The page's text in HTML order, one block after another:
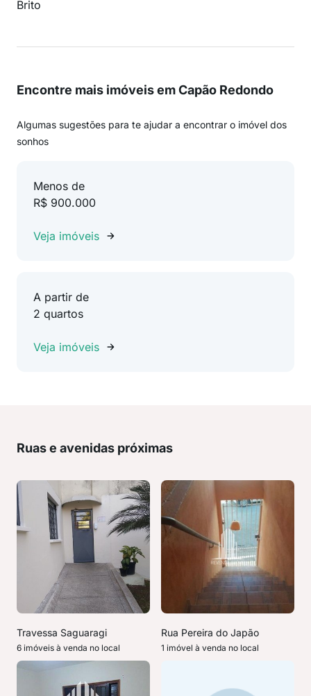
Brito
Encontre mais imóveis em Capão Redondo
Algumas sugestões para te ajudar a encontrar o imóvel dos
sonhos
Menos de
R$ 900.000
Veja imóveis
A partir de
2 quartos
Veja imóveis
Ruas e avenidas próximas
Travessa Saguaragi
6 imóveis à venda no local
Rua Pereira do Japão
1 imóvel à venda no local